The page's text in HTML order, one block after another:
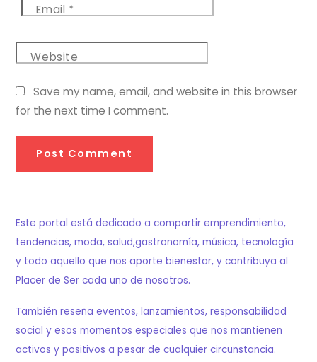
Email *
Website
Save my name, email, and website in this browser
for the next time I comment.
Este portal está dedicado a compartir emprendimiento,
tendencias, moda, salud,gastronomía, música, tecnología
y todo aquello que nos aporte bienestar, y contribuya al
Placer de Ser cada uno de nosotros.
También reseña eventos, lanzamientos, responsabilidad
social y esos momentos especiales que nos mantienen
activos y positivos a pesar de cualquier circunstancia.